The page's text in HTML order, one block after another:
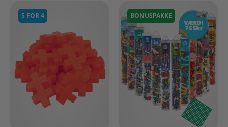
5 FOR 4 BONUSPAKKE